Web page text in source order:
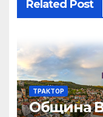
Related Post
ТРАКТОР
Община